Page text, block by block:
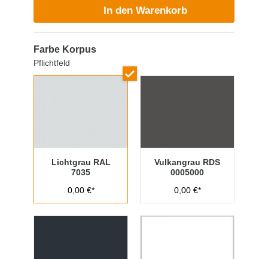
In den Warenkorb
Farbe Korpus
Pflichtfeld
Lichtgrau RAL
7035
0,00 €*
Vulkangrau RDS
0005000
0,00 €*